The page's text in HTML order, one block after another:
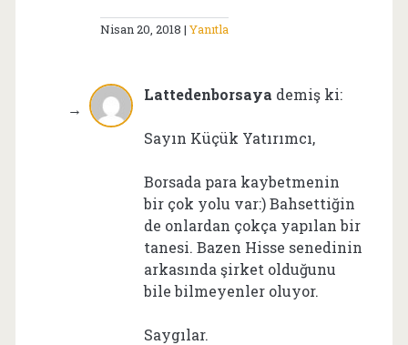
Nisan 20, 2018 Yanıtla
Lattedenborsaya demiş ki:
Sayın Küçük Yatırımcı,
Borsada para kaybetmenin
bir çok yolu var:) Bahsettiğin
de onlardan çokça yapılan bir
tanesi. Bazen Hisse senedinin
arkasında şirket olduğunu
bile bilmeyenler oluyor.
Saygılar.